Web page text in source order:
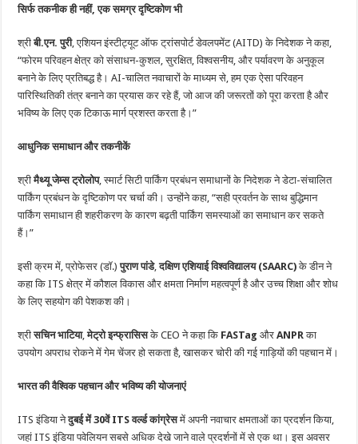
सिर्फ तकनीक ही नहीं, एक समग्र दृष्टिकोण भी
श्रीबी.एन. पुरी, एशियन इंस्टीट्यूट ऑफ ट्रांसपोर्ट डेवलपमेंट (AITD) के निदेशक ने कहा,
“फोरम परिवहन क्षेत्र को संसाधन-कुशल, सुरक्षित, विश्वसनीय, और पर्यावरण के अनुकूल
बनाने के लिए प्रतिबद्ध है। AI-चालित नवाचारों के माध्यम से, हम एक ऐसा परिवहन
पारिस्थितिकी तंत्र बनाने का प्रयास कर रहे हैं, जो आज की जरूरतों को पूरा करता है और
भविष्य के लिए एक टिकाऊ मार्ग प्रशस्त करता है।”
आधुनिक समाधान और तकनीकें
श्रीमैथ्यू जेम्स ट्रोलोप, स्मार्ट सिटी पार्किंग प्रबंधन समाधानों के निदेशक ने डेटा-संचालित
पार्किंग प्रबंधन के दृष्टिकोण पर चर्चा की। उन्होंने कहा, “सही प्रवर्तन के साथ बुद्धिमान
पार्किंग समाधान ही शहरीकरण के कारण बढ़ती पार्किंग समस्याओं का समाधान कर सकते
हैं।”
इसी क्रम में, प्रोफेसर (डॉ.)पुराण पांडे,दक्षिण एशियाई विश्वविद्यालय (SAARC)के डीन ने
कहा कि ITS क्षेत्र में कौशल विकास और क्षमता निर्माण महत्वपूर्ण है और उच्च शिक्षा और शोध
के लिए सहयोग की पेशकश की।
श्रीसचिन भाटिया,मेट्रो इन्फ्रासिसके CEO ने कहा कि FASTag औरANPRका
उपयोग अपराध रोकने में गेम चेंजर हो सकता है, खासकर चोरी की गई गाड़ियों की पहचान में।
भारत की वैश्विक पहचान और भविष्य की योजनाएं
ITS इंडिया नेदुबई में 30वें ITS वर्ल्ड कांग्रेसमें अपनी नवाचार क्षमताओं का प्रदर्शन किया,
जहां ITS इंडिया पवेलियन सबसे अधिक देखे जाने वाले प्रदर्शनों में से एक था। इस अवसर